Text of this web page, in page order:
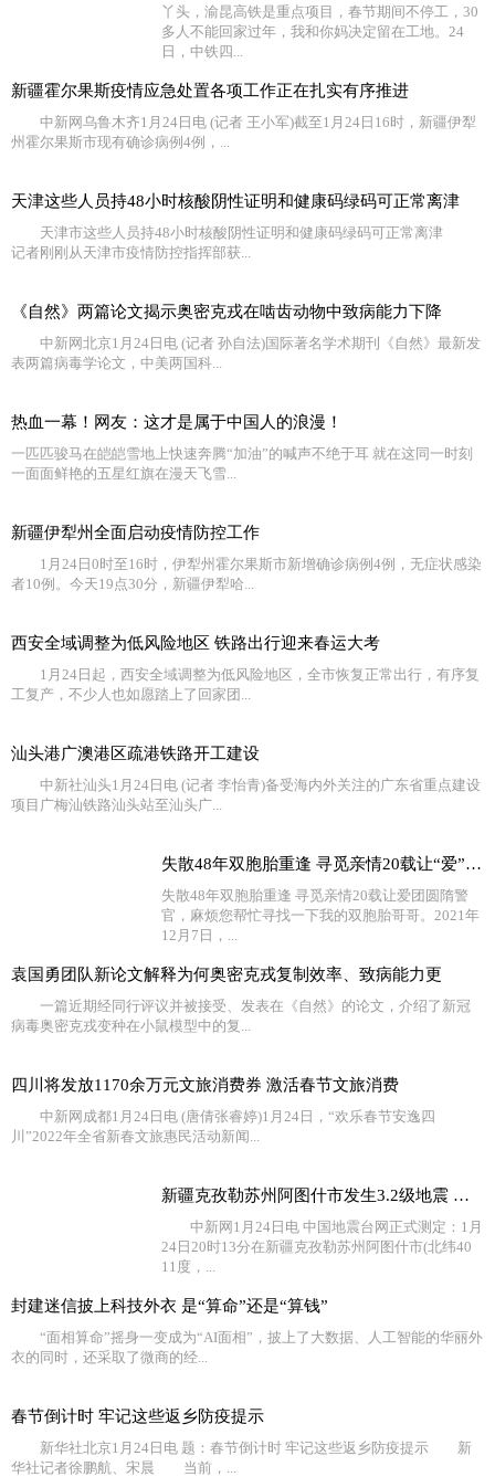
丫头，渝昆高铁是重点项目，春节期间不停工，30
多人不能回家过年，我和你妈决定留在工地。24
日，中铁四...
新疆霍尔果斯疫情应急处置各项工作正在扎实有序推进
中新网乌鲁木齐1月24日电 (记者 王小军)截至1月24日16时，新疆伊犁
州霍尔果斯市现有确诊病例4例，...
天津这些人员持48小时核酸阴性证明和健康码绿码可正常离津
天津市这些人员持48小时核酸阴性证明和健康码绿码可正常离津
记者刚刚从天津市疫情防控指挥部获...
《自然》两篇论文揭示奥密克戎在啮齿动物中致病能力下降
中新网北京1月24日电 (记者 孙自法)国际著名学术期刊《自然》最新发
表两篇病毒学论文，中美两国科...
热血一幕！网友：这才是属于中国人的浪漫！
一匹匹骏马在皑皑雪地上快速奔腾“加油”的喊声不绝于耳 就在这同一时刻
一面面鲜艳的五星红旗在漫天飞雪...
新疆伊犁州全面启动疫情防控工作
1月24日0时至16时，伊犁州霍尔果斯市新增确诊病例4例，无症状感染
者10例。今天19点30分，新疆伊犁哈...
西安全域调整为低风险地区 铁路出行迎来春运大考
1月24日起，西安全域调整为低风险地区，全市恢复正常出行，有序复
工复产，不少人也如愿踏上了回家团...
汕头港广澳港区疏港铁路开工建设
中新社汕头1月24日电 (记者 李怡青)备受海内外关注的广东省重点建设
项目广梅汕铁路汕头站至汕头广...
失散48年双胞胎重逢 寻觅亲情20载让“爱”团圆
失散48年双胞胎重逢 寻觅亲情20载让爱团圆隋警
官，麻烦您帮忙寻找一下我的双胞胎哥哥。2021年
12月7日，...
袁国勇团队新论文解释为何奥密克戎复制效率、致病能力更
一篇近期经同行评议并被接受、发表在《自然》的论文，介绍了新冠
病毒奥密克戎变种在小鼠模型中的复...
四川将发放1170余万元文旅消费券 激活春节文旅消费
中新网成都1月24日电 (唐倩张睿婷)1月24日，“欢乐春节安逸四
川”2022年全省新春文旅惠民活动新闻...
新疆克孜勒苏州阿图什市发生3.2级地震 震源深度18千米
中新网1月24日电 中国地震台网正式测定：1月
24日20时13分在新疆克孜勒苏州阿图什市(北纬40
11度，...
封建迷信披上科技外衣 是“算命”还是“算钱”
“面相算命”摇身一变成为“AI面相”，披上了大数据、人工智能的华丽外
衣的同时，还采取了微商的经...
春节倒计时 牢记这些返乡防疫提示
新华社北京1月24日电 题：春节倒计时 牢记这些返乡防疫提示 新
华社记者徐鹏航、宋晨 当前，...